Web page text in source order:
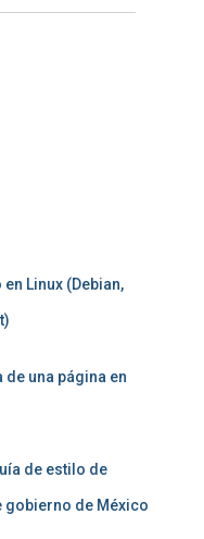
Linux (Debian,
una página en
de estilo de
gobierno de México